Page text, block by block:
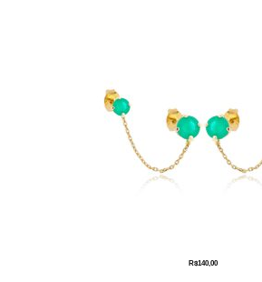
R$140,00